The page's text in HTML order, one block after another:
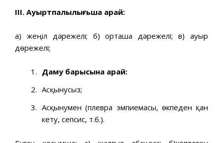
III. Ауыртпалылығьша қарай:
а) жеңіл дәрежелі; б) орташа дәрежелі; в) ауыр
дөрежелі;
Даму барысына қарай:
Асқынусыз;
Асқынумен (плевра эмпиемасы, өкпеден қан
кету, сепсис, т.б.).